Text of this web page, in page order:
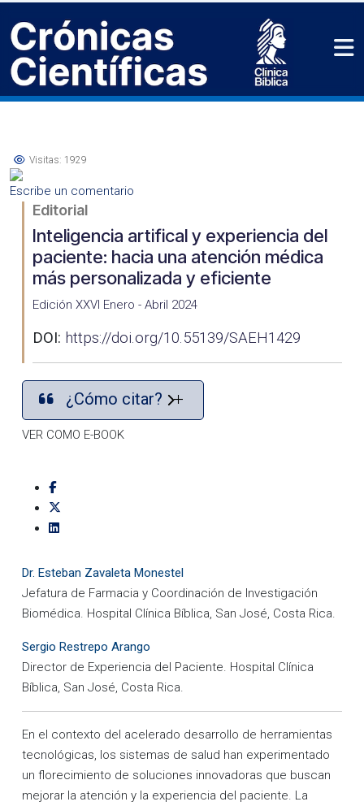
Visitas: 1929
Escribe un comentario
Editorial
Inteligencia artifical y experiencia del
paciente: hacia una atención médica
más personalizada y eficiente
Edición XXVI Enero - Abril 2024
DOI: https://doi.org/10.55139/SAEH1429
¿Cómo citar?
VER COMO E-BOOK
Dr. Esteban Zavaleta Monestel
Jefatura de Farmacia y Coordinación de Investigación
Biomédica. Hospital Clínica Bíblica, San José, Costa Rica.
Sergio Restrepo Arango
Director de Experiencia del Paciente. Hospital Clínica
Bíblica, San José, Costa Rica.
En el contexto del acelerado desarrollo de herramientas
tecnológicas, los sistemas de salud han experimentado
un florecimiento de soluciones innovadoras que buscan
mejorar la atención y la experiencia del paciente. La